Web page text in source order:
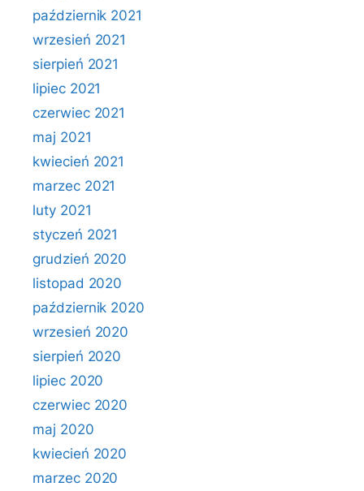
październik 2021
wrzesień 2021
sierpień 2021
lipiec 2021
czerwiec 2021
maj 2021
kwiecień 2021
marzec 2021
luty 2021
styczeń 2021
grudzień 2020
listopad 2020
październik 2020
wrzesień 2020
sierpień 2020
lipiec 2020
czerwiec 2020
maj 2020
kwiecień 2020
marzec 2020